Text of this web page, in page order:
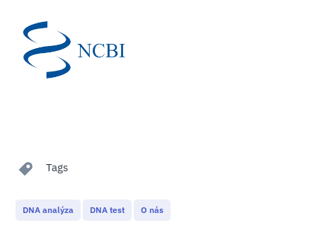
Tags
DNA analýza DNA test O nás